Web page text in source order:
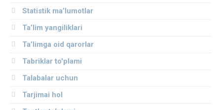
Statistik ma’lumotlar
Ta’lim yangiliklari
Ta’limga oid qarorlar
Tabriklar to'plami
Talabalar uchun
Tarjimai hol